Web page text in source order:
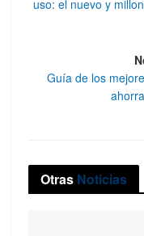
uso: el nuevo y
Guía de los
Otras Noticias